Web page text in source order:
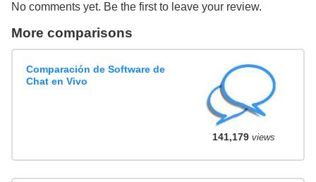
No comments yet. Be the first to leave your review.
More comparisons
Comparación de Software de
Chat en Vivo
141,179views